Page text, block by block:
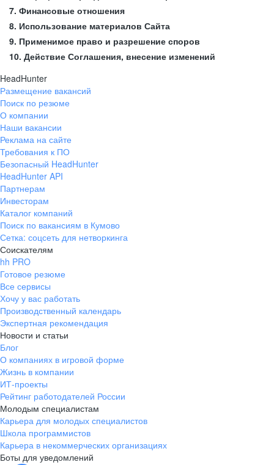
7. Финансовые отношения
8. Использование материалов Сайта
9. Применимое право и разрешение споров
10. Действие Соглашения, внесение изменений
HeadHunter
Размещение вакансий
Поиск по резюме
О компании
Наши вакансии
Реклама на сайте
Требования к ПО
Безопасный HeadHunter
HeadHunter API
Партнерам
Инвесторам
Каталог компаний
Поиск по вакансиям в Кумово
Сетка: соцсеть для нетворкинга
Соискателям
hh PRO
Готовое резюме
Все сервисы
Хочу у вас работать
Производственный календарь
Экспертная рекомендация
Новости и статьи
Блог
О компаниях в игровой форме
Жизнь в компании
ИТ-проекты
Рейтинг работодателей России
Молодым специалистам
Карьера для молодых специалистов
Школа программистов
Карьера в некоммерческих организациях
Боты для уведомлений